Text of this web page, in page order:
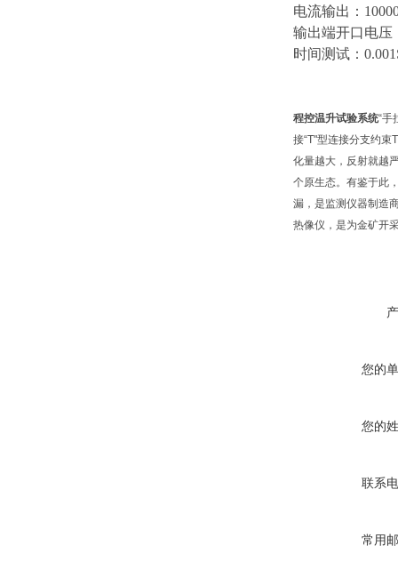
电流输出：
输出端开口电压
时间测试：
程控温升试验系统“手
接“T"型连接分支约
化量越大，反射就越
个原生态。有鉴于此
漏，是监测仪器制造
热像仪，是为金矿开
您的
您的
联系
常用